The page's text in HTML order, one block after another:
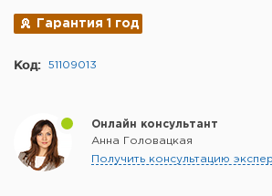
Гарантия 1 год
Код: 51109013
Онлайн консультант
Анна Головацкая
Получить консультацию